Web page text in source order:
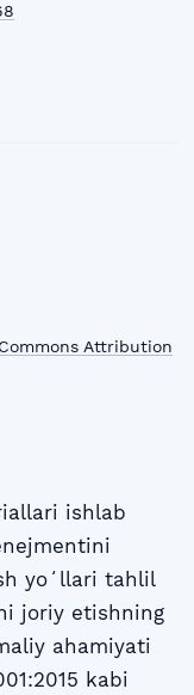
Attribution
ishlab
yoʻllari tahlil
joriy etishning
ahamiyati
kabi